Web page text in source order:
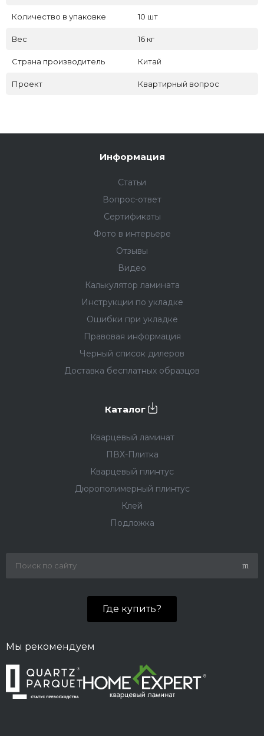
Количество в упаковке 10 шт
Вес 16 кг
Страна производитель Китай
Проект Квартирный вопрос
Информация
Статьи
Вопрос-ответ
Сертификаты
Фото в интерьере
Отзывы
Видео
Калькулятор ламината
Инструкции по укладке
Ошибки при укладке
Правовая информация
Черный список дилеров
Доставка бесплатных образцов
Каталог
Кварцевый ламинат
ПВХ-Плитка
Кварцевый плинтус
Дюрополимерный плинтус
Клей
Подложка
Где купить?
Мы рекомендуем